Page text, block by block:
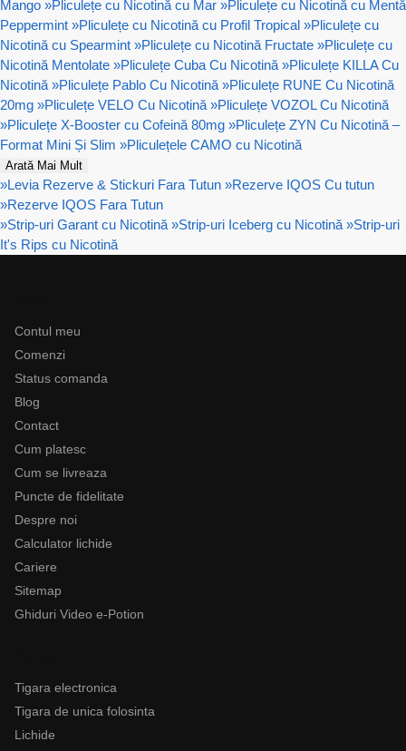
Mango »Pliculețe cu Nicotină cu Mar »Pliculețe cu Nicotină cu Mentă
Peppermint »Pliculețe cu Nicotină cu Profil Tropical »Pliculețe cu
Nicotină cu Spearmint »Pliculețe cu Nicotină Fructate »Pliculețe cu
Nicotină Mentolate »Pliculețe Cuba Cu Nicotină »Pliculețe KILLA Cu
Nicotină »Pliculețe Pablo Cu Nicotină »Pliculețe RUNE Cu Nicotină
20mg »Pliculețe VELO Cu Nicotină »Pliculețe VOZOL Cu Nicotină
»Pliculețe X-Booster cu Cofeină 80mg »Pliculețe ZYN Cu Nicotină –
Format Mini Și Slim »Pliculețele CAMO cu Nicotină
Arată Mai Mult
»Levia Rezerve & Stickuri Fara Tutun »Rezerve IQOS Cu tutun
»Rezerve IQOS Fara Tutun
»Strip-uri Garant cu Nicotină »Strip-uri Iceberg cu Nicotină »Strip-uri
It's Rips cu Nicotină
Contul meu
Comenzi
Status comanda
Blog
Contact
Cum platesc
Cum se livreaza
Puncte de fidelitate
Despre noi
Calculator lichide
Cariere
Sitemap
Ghiduri Video e-Potion
Tigara electronica
Tigara de unica folosinta
Lichide